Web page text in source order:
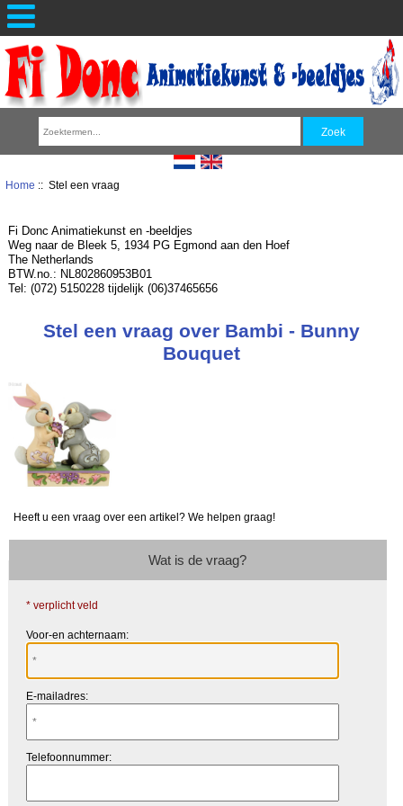
Home :: Stel een vraag
Fi Donc Animatiekunst en -beeldjes
Weg naar de Bleek 5, 1934 PG Egmond aan den Hoef
The Netherlands
BTW.no.: NL802860953B01
Tel: (072) 5150228 tijdelijk (06)37465656
Stel een vraag over Bambi - Bunny
Bouquet
Heeft u een vraag over een artikel? We helpen graag!
Wat is de vraag?
* verplicht veld
Voor-en achternaam:
E-mailadres:
Telefoonnummer: